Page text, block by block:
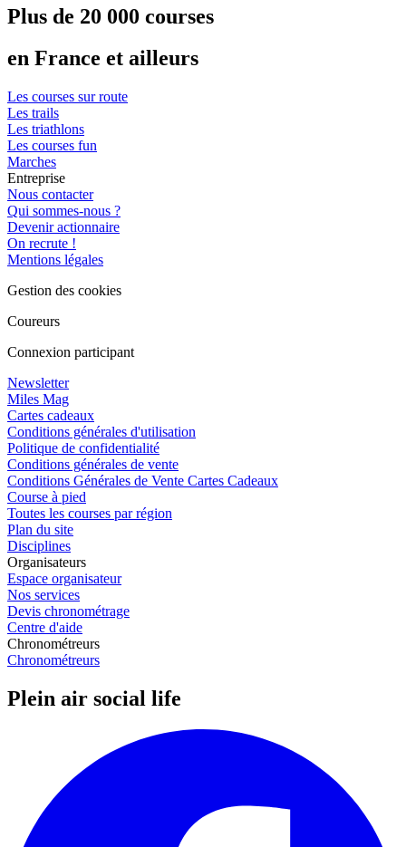
Plus de 20 000 courses
en France et ailleurs
Les courses sur route
Les trails
Les triathlons
Les courses fun
Marches
Entreprise
Nous contacter
Qui sommes-nous ?
Devenir actionnaire
On recrute !
Mentions légales
Gestion des cookies
Coureurs
Connexion participant
Newsletter
Miles Mag
Cartes cadeaux
Conditions générales d'utilisation
Politique de confidentialité
Conditions générales de vente
Conditions Générales de Vente Cartes Cadeaux
Course à pied
Toutes les courses par région
Plan du site
Disciplines
Organisateurs
Espace organisateur
Nos services
Devis chronométrage
Centre d'aide
Chronométreurs
Chronométreurs
Plein air social life